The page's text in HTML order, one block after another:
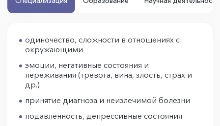
одиночество, сложности в отношениях с
окружающими
эмоции, негативные состояния и
переживания (тревога, вина, злость, страх и
др.)
принятие диагноза и неизлечимой болезни
подавленность, депрессивные состояния